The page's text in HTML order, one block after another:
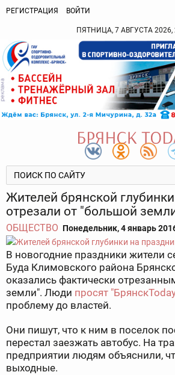
РЕГИСТРАЦИЯ ВОЙТИ
ПЯТНИЦА, 7 АВГУСТА 2026,
Жителей брянской
отрезали от "большой
ОБЩЕСТВО Понедельник, 4 январь
В новогодние праздники жители
Буда Климовского района
оказались фактически
земли". Люди просят
проблему до властей.
Они пишут, что к ним в поселок
перестал заезжать автобус. На
предприятии людям объяснили,
выходные.